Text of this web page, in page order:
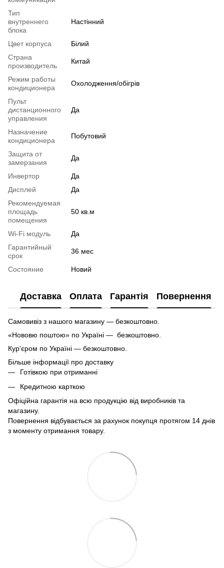
Тип
внутреннего
блока
Настінний
Цвет корпуса
Білий
Страна
производитель
Китай
Режим работы
кондиционера
Охолодження/обігрів
Пульт
дистанционного
управления
Да
Назначение
кондиционера
Побутовий
Защита от
замерзания
Да
Инвертор
Да
Дисплей
Да
Рекомендуемая
площадь
помещения
50 кв.м
Wi-Fi модуль
Да
Гарантийный
срок
36 мес
Состояние Новий
Доставка Оплата Гарантія Повернення
Самовивіз з нашого магазину — безкоштовно.
«Нововю поштою» по Україні — безкоштовно.
Кур'єром по Україні — безкоштовно.
Більше інформації про доставку
Готівкою при отриманні
Кредитною карткою
Офіційна гарантія на всю продукцію від виробників та
магазину.
Повернення відбувається за рахунок покупця протягом 14 днів
з моменту отримання товару.